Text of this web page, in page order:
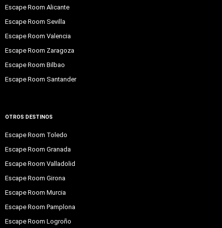
Escape Room Alicante
Escape Room Sevilla
Escape Room Valencia
Escape Room Zaragoza
Escape Room Bilbao
Escape Room Santander
OTROS DESTINOS
Escape Room Toledo
Escape Room Granada
Escape Room Valladolid
Escape Room Girona
Escape Room Murcia
Escape Room Pamplona
Escape Room Logroño